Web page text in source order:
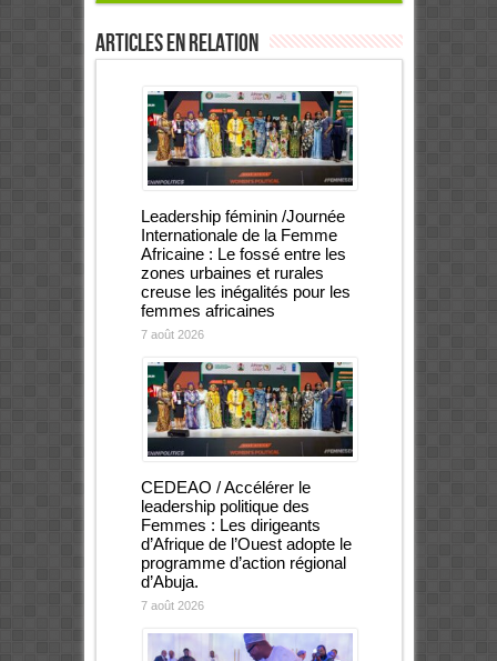
Articles en relation
Leadership féminin /Journée
Internationale de la Femme
Africaine : Le fossé entre les
zones urbaines et rurales
creuse les inégalités pour les
femmes africaines
7 août 2026
CEDEAO / Accélérer le
leadership politique des
Femmes : Les dirigeants
d’Afrique de l’Ouest adopte le
programme d’action régional
d’Abuja.
7 août 2026